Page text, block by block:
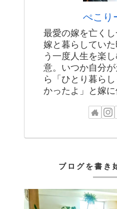
ぺこり
最愛の嫁を亡くし
嫁と暮らしてい
う一度人生を楽
意。いつか自分
ら「ひとり暮ら
かったよ」と嫁に
ブログを書き